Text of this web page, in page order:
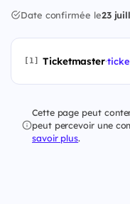
Date confirmée le23
[1] Ticketmaster·
Cette page peut
peut percevoir une
savoir plus.